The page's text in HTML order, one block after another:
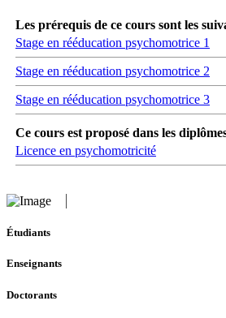
Les prérequis de ce cours sont les
Stage en rééducation psychomotrice 1
Stage en rééducation psychomotrice 2
Stage en rééducation psychomotrice 3
Ce cours est proposé dans les
Licence en psychomotricité
Étudiants
Enseignants
Doctorants